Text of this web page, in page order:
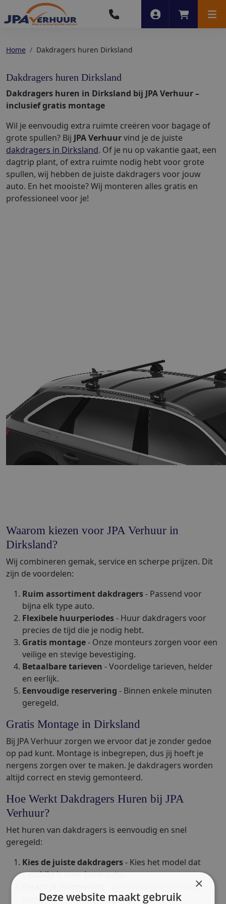
Account
Home Dakdragers huren Dirksland
Dakdragers huren Dirksland
Dakdragers huren in Dirksland bij JPA Verhuur –
inclusief gratis montage
Wil je eenvoudig extra ruimte creëren voor bagage of
grote spullen? Bij JPA Verhuurvind je de juiste
dakdragers in Dirksland. Of je nu op vakantie gaat, een
dagtrip plant, of extra ruimte nodig hebt voor grote
spullen, wij hebben de juiste dakdragers voor jouw
auto. En het mooiste? Wij monteren alles gratis en
professioneel voor je!
Waarom kiezen voor JPA Verhuur in
Dirksland?
Wij combineren gemak, service en scherpe prijzen. Dit
zijn de voordelen:
Ruim assortiment dakdragers- Passend voor
bijna elk type auto.
Flexibele huurperiodes- Huur dakdragers voor
precies de tijd die je nodig hebt.
Gratis montage- Onze monteurs zorgen voor een
veilige en stevige bevestiging.
Betaalbare tarieven - Voordelige tarieven, helder
en eerlijk.
Eenvoudige reservering - Binnen enkele minuten
geregeld.
Gratis Montage in Dirksland
Bij JPA Verhuur zorgen we ervoor dat je zonder gedoe
op pad kunt. Montage is inbegrepen, dus jij hoeft je
nergens zorgen over te maken. Je dakdragers worden
altijd correct en stevig gemonteerd.
Hoe Werkt Dakdragers Huren bij JPA
Verhuur?
Het huren van dakdragers is eenvoudig en snel
geregeld:
Kies de juiste dakdragers- Kies het model dat
geschikt is voor jouw auto.
- Binnen enkele minuten
geregeld.
×
Deze website maakt gebruik